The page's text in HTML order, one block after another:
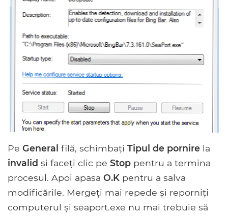
Pe General filă, schimbați Tipul de pornire la
invalid și faceți clic pe Stop pentru a termina
procesul. Apoi apasa O.K pentru a salva
modificările. Mergeți mai repede și reporniți
computerul și seaport.exe nu mai trebuie să